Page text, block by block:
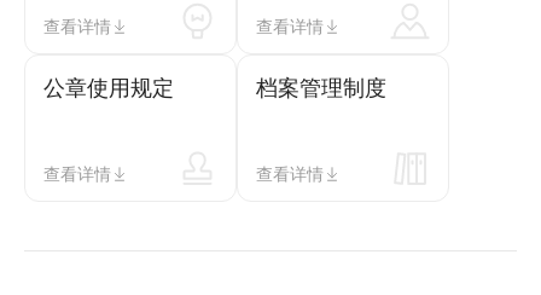
查看详情 查看详情
公章使用规定
查看详情
档案管理制度
查看详情